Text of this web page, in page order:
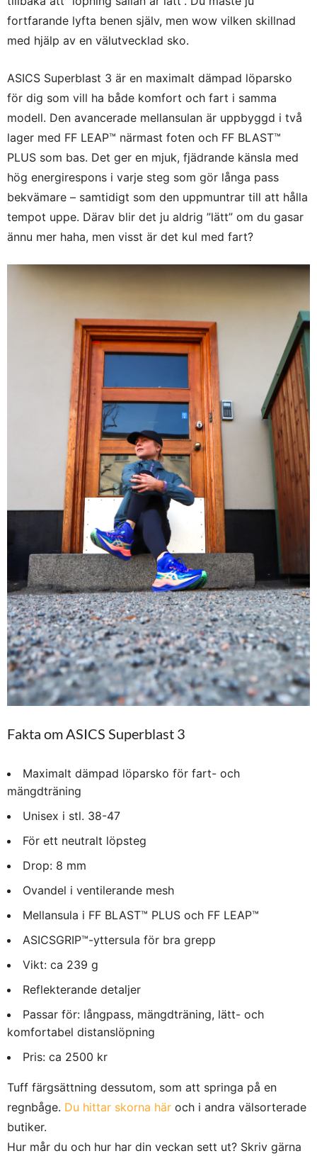
fortfarande lyfta benen själv, men wow vilken skillnad
med hjälp av en välutvecklad sko.
ASICS Superblast 3 är en maximalt dämpad löparsko
för dig som vill ha både komfort och fart i samma
modell. Den avancerade mellansulan är uppbyggd i två
lager med FF LEAP™ närmast foten och FF BLAST™
PLUS som bas. Det ger en mjuk, fjädrande känsla med
hög energirespons i varje steg som gör långa pass
bekvämare – samtidigt som den uppmuntrar till att hålla
tempot uppe. Därav blir det ju aldrig ”lätt” om du gasar
ännu mer haha, men visst är det kul med fart?
Fakta om ASICS Superblast 3
Maximalt dämpad löparsko för fart- och
mängdträning
Unisex i stl. 38-47
För ett neutralt löpsteg
Drop: 8 mm
Ovandel i ventilerande mesh
Mellansula i FF BLAST™ PLUS och FF LEAP™
ASICSGRIP™-yttersula för bra grepp
Vikt: ca 239 g
Reflekterande detaljer
Passar för: långpass, mängdträning, lätt- och
komfortabel distanslöpning
Pris: ca 2500 kr
Tuff färgsättning dessutom, som att springa på en
regnbåge. Du hittar skorna här och i andra välsorterade
butiker.
Hur mår du och hur har din veckan sett ut? Skriv gärna